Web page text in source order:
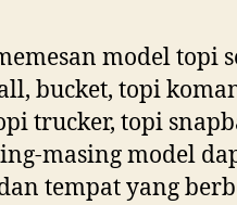
model topi
bucket, topi
trucker, topi
masing model
tempat yang